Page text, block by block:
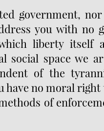
government,
you with no
liberty itself
social space we
of the
have no moral
of